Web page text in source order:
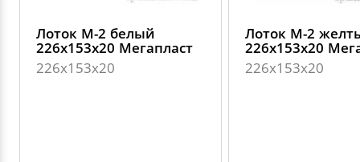
Лоток M-2 белый
226х153х20 Мегапласт
226х153х20
Лоток M-2
226х153х20
226х153х20